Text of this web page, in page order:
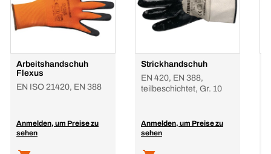
Arbeitshandschuh
Flexus
EN ISO 21420, EN 388
Anmelden, um Preise zu
sehen
Strickhandschuh
EN 420, EN 388,
teilbeschichtet, Gr. 10
Anmelden, um Preise zu
sehen